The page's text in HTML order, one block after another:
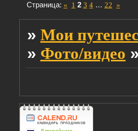
Страница: « 1 2 3 4 … 22 »
» Мои
» Фото/видео »